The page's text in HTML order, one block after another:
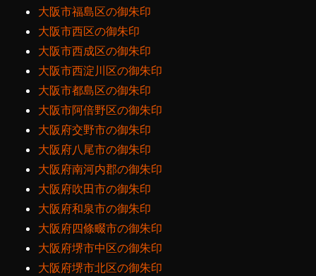
大阪市福島区の御朱印
大阪市西区の御朱印
大阪市西成区の御朱印
大阪市西淀川区の御朱印
大阪市都島区の御朱印
大阪市阿倍野区の御朱印
大阪府交野市の御朱印
大阪府八尾市の御朱印
大阪府南河内郡の御朱印
大阪府吹田市の御朱印
大阪府和泉市の御朱印
大阪府四條畷市の御朱印
大阪府堺市中区の御朱印
大阪府堺市北区の御朱印